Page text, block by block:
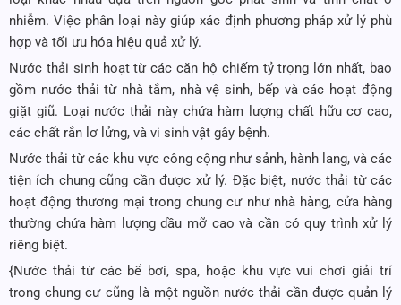
nhiễm. Việc phân loại này giúp xác định phương pháp xử lý phù
hợp và tối ưu hóa hiệu quả xử lý.
Nước thải sinh hoạt từ các căn hộ chiếm tỷ trọng lớn nhất, bao
gồm nước thải từ nhà tắm, nhà vệ sinh, bếp và các hoạt động
giặt giũ. Loại nước thải này chứa hàm lượng chất hữu cơ cao,
các chất rắn lơ lửng, và vi sinh vật gây bệnh.
Nước thải từ các khu vực công cộng như sảnh, hành lang, và các
tiện ích chung cũng cần được xử lý. Đặc biệt, nước thải từ các
hoạt động thương mại trong chung cư như nhà hàng, cửa hàng
thường chứa hàm lượng dầu mỡ cao và cần có quy trình xử lý
riêng biệt.
{Nước thải từ các bể bơi, spa, hoặc khu vực vui chơi giải trí
trong chung cư cũng là một nguồn nước thải cần được quản lý